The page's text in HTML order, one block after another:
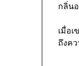
กลิ่น
เมื่อ
ถึงค